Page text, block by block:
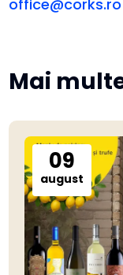
office@corks.ro
Mai
09
august